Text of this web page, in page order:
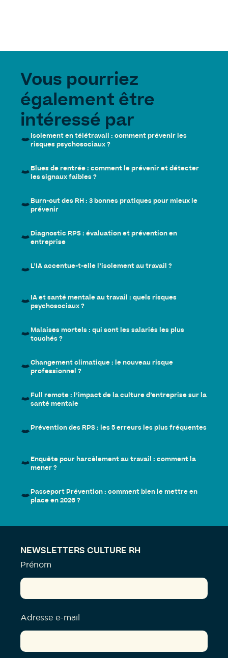
Vous pourriez
également être
intéressé par
Isolement en télétravail : comment prévenir les
risques psychosociaux ?
Blues de rentrée : comment le prévenir et détecter
les signaux faibles ?
Burn-out des RH : 3 bonnes pratiques pour mieux le
prévenir
Diagnostic RPS : évaluation et prévention en
entreprise
L’IA accentue-t-elle l’isolement au travail ?
IA et santé mentale au travail : quels risques
psychosociaux ?
Malaises mortels : qui sont les salariés les plus
touchés ?
Changement climatique : le nouveau risque
professionnel ?
Full remote : l’impact de la culture d’entreprise sur la
santé mentale
Prévention des RPS : les 5 erreurs les plus fréquentes
Enquête pour harcèlement au travail : comment la
mener ?
Passeport Prévention : comment bien le mettre en
place en 2026 ?
NEWSLETTERS CULTURE RH
Prénom
Adresse e-mail